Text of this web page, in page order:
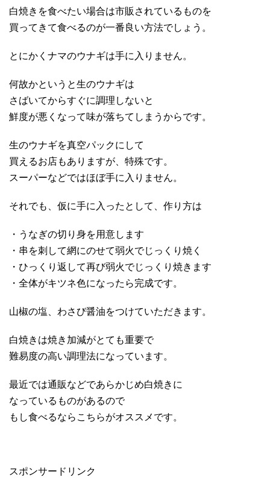
白焼きを食べたい場合は市販されているものを
買ってきて食べるのが一番良い方法でしょう。
とにかくナマのウナギは手に入りません。
何故かというと生のウナギは
さばいてからすぐに調理しないと
鮮度が悪くなって味が落ちてしまうからです。
生のウナギを真空パックにして
買えるお店もありますが、特殊です。
スーパーなどではほぼ手に入りません。
それでも、仮に手に入ったとして、作り方は
・うなぎの切り身を用意します
・串を刺して網にのせて弱火でじっくり焼く
・ひっくり返して再び弱火でじっくり焼きます
・全体がキツネ色になったら完成です。
山椒の塩、わさび醤油をつけていただきます。
白焼きは焼き加減がとても重要で
難易度の高い調理法になっています。
最近では通販などであらかじめ白焼きに
なっているものがあるので
もし食べるならこちらがオススメです。
スポンサードリンク